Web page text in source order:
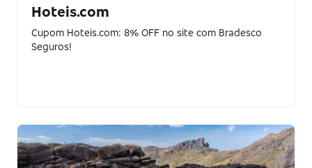
Hoteis.com
Cupom Hoteis.com: 8% OFF no site com Bradesco
Seguros!